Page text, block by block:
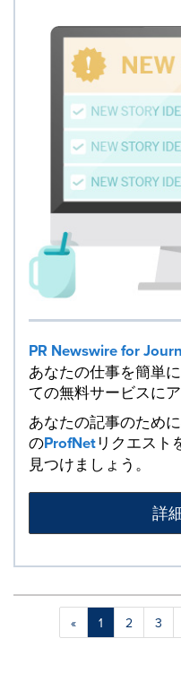
PR Newswire for
あなたの仕事を簡単
ての無料サービスに
あなたの記事のため
のProfNetリクエスト
見つけましょう。
詳
« 1 2 3